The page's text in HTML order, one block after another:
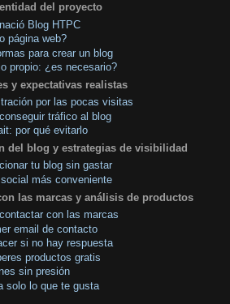
del proyecto
Blog HTPC
página web?
para crear un blog
propio: ¿es necesario?
y expectativas realistas
por las pocas visitas
tráfico al blog
por qué evitarlo
del blog y estrategias de visibilidad
tu blog sin gastar
social más conveniente
las marcas y análisis de productos
con las marcas
email de contacto
si no hay respuesta
productos gratis
sin presión
solo lo que te gusta